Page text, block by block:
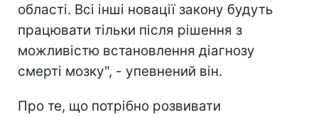
області. Всі інші новації закону будуть
працювати тільки після рішення з
можливістю встановлення діагнозу
смерті мозку", - упевнений він.
Про те, що потрібно розвивати